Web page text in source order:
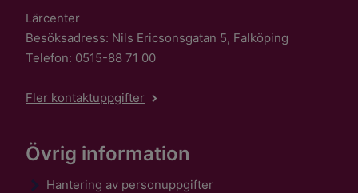
Lärcenter
Besöksadress: Nils Ericsonsgatan 5, Falköping
Telefon: 0515-88 71 00
Fler kontaktuppgifter
Övrig information
Hantering av personuppgifter